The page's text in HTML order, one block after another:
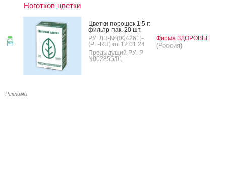
Ноготков цветки
Цвет­ки по­рошок 1.5 г:
филь­тр-пак. 20 шт.
РУ: ЛП-№(004261)-
(РГ-RU) от 12.01.24
Предыдущий РУ: Р
N002855/01
Фирма ЗДОРОВЬЕ
(Россия)
Реклама